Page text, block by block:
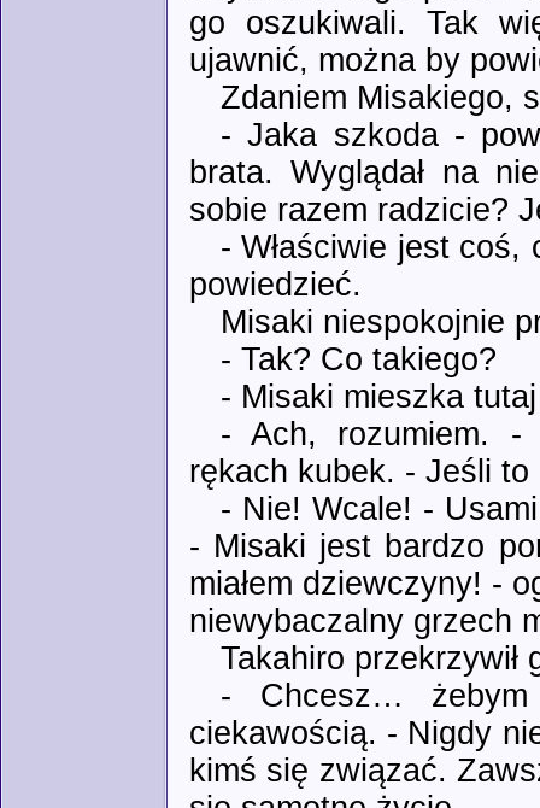
go oszukiwali. Tak
ujawnić, można by
Zdaniem Misakiego,
- Jaka szkoda -
brata. Wyglądał na
sobie razem radzicie?
- Właściwie jest
powiedzieć.
Misaki niespokojnie
- Tak? Co takiego?
- Misaki mieszka
- Ach, rozumiem. -
rękach kubek. - Jeśli
- Nie! Wcale! -
- Misaki jest bardzo
miałem dziewczyny! -
niewybaczalny grzech
Takahiro przekrzywił
- Chcesz… żebym
ciekawością. - Nigdy
kimś się związać.